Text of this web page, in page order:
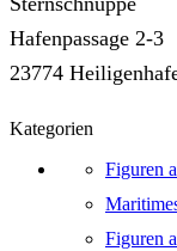
Hafenpassage 2-3
23774
Kategorien
Figuren
Figuren